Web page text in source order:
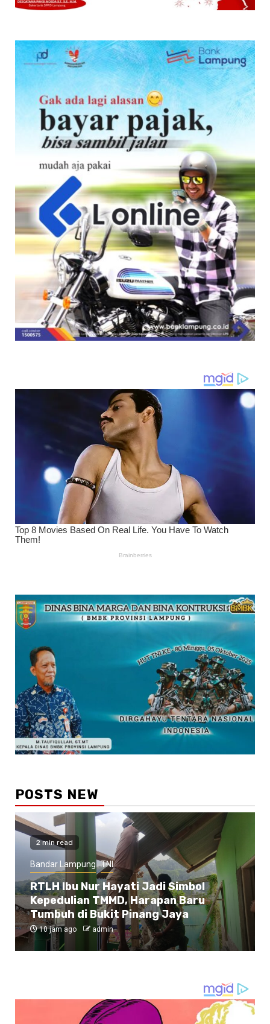
POSTS NEW
2 min read
Bandar Lampung TNI
RTLH Ibu Nur Hayati Jadi Simbol
Kepedulian TMMD, Harapan Baru
Tumbuh di Bukit Pinang Jaya
10 jam ago admin